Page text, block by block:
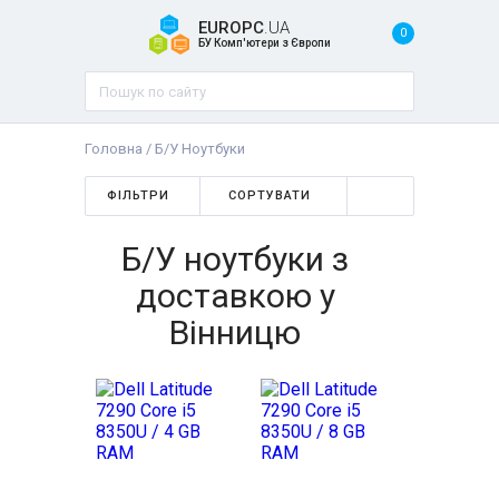
EUROPC.UA
БУ Комп'ютери з Європи
0
Головна / Б/У Ноутбуки
ФІЛЬТРИ СОРТУВАТИ
Б/У ноутбуки з
доставкою у
Вінницю